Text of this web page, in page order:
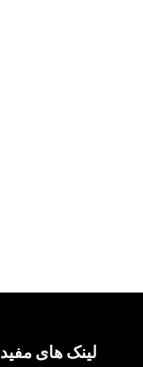
لینک های مفید